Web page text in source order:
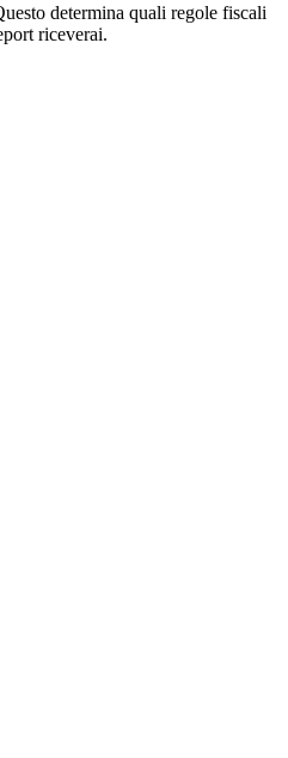
determina quali regole fiscali
riceverai.